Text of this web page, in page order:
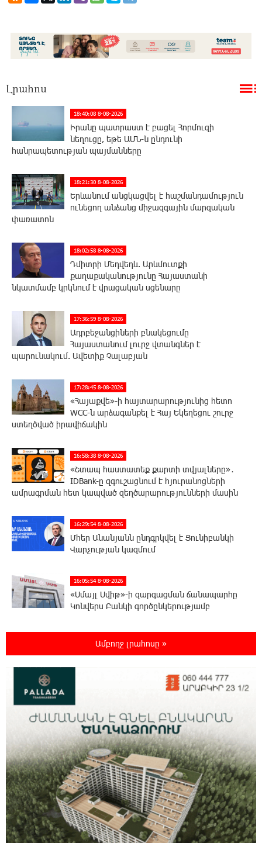
Լրահոս
18:40:08 8-08-2026
Իրանը պատրաստ է բացել Հորմուզի
նեղուցը, եթե ԱՄՆ-ն ընդունի
հանրապետության պայմանները
18:21:30 8-08-2026
Երևանում անցկացվել է հաշմանդամություն
ունեցող անձանց միջազգային մարզական
փառատոն
18:02:58 8-08-2026
Դմիտրի Մեդվեդև. Արևմուտքի
քաղաքականությունը Հայաստանի
նկատմամբ կրկնում է վրացական սցենարը
17:36:59 8-08-2026
Ադրբեջանցիների բնակեցումը
Հայաստանում լուրջ վտանգներ է
պարունակում. Ավետիք Չալաբյան
17:28:45 8-08-2026
«Հայաքվե»-ի հայտարարությունից հետո
WCC-ն արձագանքել է Հայ Եկեղեցու շուրջ
ստեղծված իրավիճակին
16:58:38 8-08-2026
«Շտապ հաստատեք քարտի տվյալները»․
IDBank-ը զգուշացնում է հյուրանոցների
ամրագրման հետ կապված զեղծարարությունների մասին
16:29:54 8-08-2026
Մհեր Անանյանն ընդգրկվել է Յունիբանկի
Վարչության կազմում
16:05:54 8-08-2026
«Սմայլ Սվիթ»-ի զարգացման ճանապարհը
Կոնվերս Բանկի գործընկերությամբ
Ինչպես է ՔՊ-ն «հարգում» ժողովրդի քվեն.
Ընդդիմությունը պետք է օր առաջ
համախմբվի այս ծանր իրավիճակից դուրս
գալու համար. Արմեն Մանվելյան
15:07:43 8-08-2026
Դուք ու ձեր անտաղանդ շոուները ոչ ավելին
են, քան անհաջող ու չստացված դերասանի
թատրոն. Աննա Կոստանյան
14:58:53 8-08-2026
Ամբողջ լրահոսը »